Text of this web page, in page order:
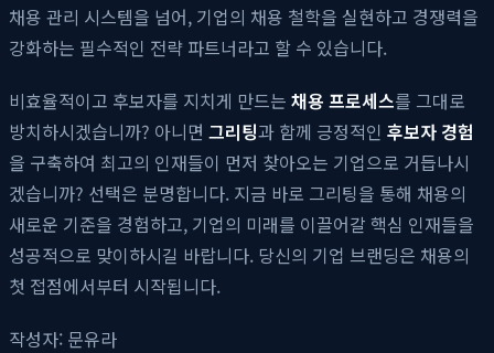
채용 관리 시스템을 넘어, 기업의 채용 철학을 실현하고 경쟁력을
강화하는 필수적인 전략 파트너라고 할 수 있습니다.
비효율적이고 후보자를 지치게 만드는 채용 프로세스를 그대로
방치하시겠습니까? 아니면 그리팅과 함께 긍정적인 후보자 경험
을 구축하여 최고의 인재들이 먼저 찾아오는 기업으로 거듭나시
겠습니까? 선택은 분명합니다. 지금 바로 그리팅을 통해 채용의
새로운 기준을 경험하고, 기업의 미래를 이끌어갈 핵심 인재들을
성공적으로 맞이하시길 바랍니다. 당신의 기업 브랜딩은 채용의
첫 접점에서부터 시작됩니다.
작성자: 문유라